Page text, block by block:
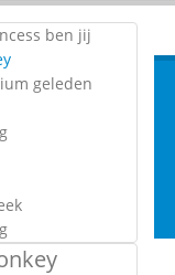
ben jij
geleden